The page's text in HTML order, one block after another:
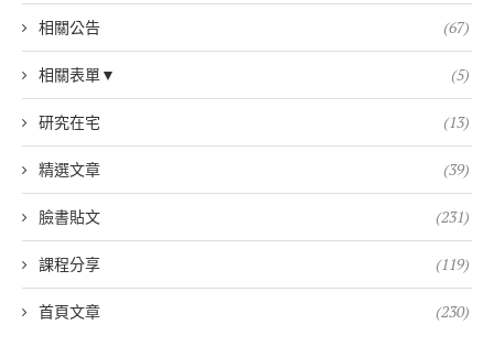
相關公告 (67)
相關表單▼ (5)
研究在宅 (13)
精選文章 (39)
臉書貼文 (231)
課程分享 (119)
首頁文章 (230)